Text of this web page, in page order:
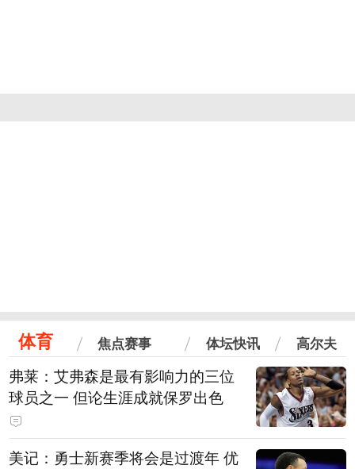
体育 焦点赛事 体坛快讯 高尔夫
弗莱：艾弗森是最有影响力的三位
球员之一 但论生涯成就保罗出色
美记：勇士新赛季将会是过渡年 优